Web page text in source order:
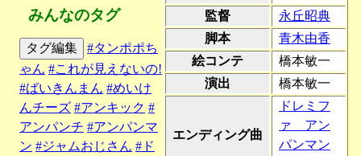
監督
永丘昭典
脚本
青木由香
絵コンテ
橋本敏一
演出
橋本敏一
エンディング曲
ドレミフ
ァ アン
パンマン
みんなのタグ
タグ編集
#タンポポち
ゃん #これが見えないの!
#ばいきんまん #めいけ
んチーズ #アンキック #
アンパンチ #アンパンマ
ン #ジャムおじさん #ド